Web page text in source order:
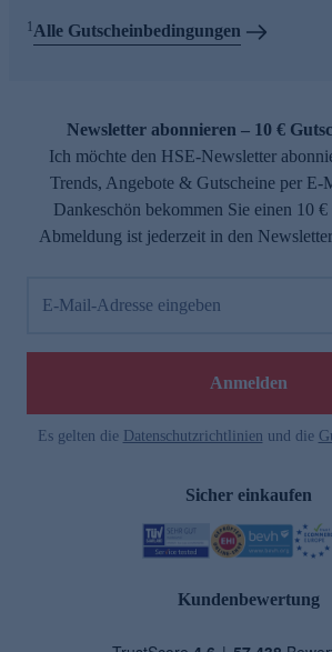
1Alle Gutscheinbedingungen
Newsletter abonnieren – 10 €
Ich möchte den HSE-Newsletter
Trends, Angebote & Gutscheine per E-
Dankeschön bekommen Sie einen 10
Abmeldung ist jederzeit in den
E-Mail-Adresse eingeben
Anmelden
Es gelten die Datenschutzrichtlinien und die
Sicher einkaufen
Kundenbewertung